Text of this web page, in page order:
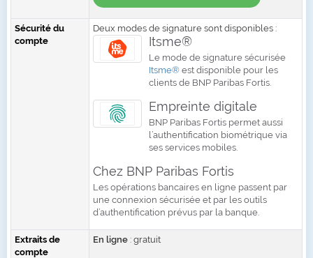
Sécurité du
compte
Deux modes de signature sont disponibles :
Itsme®
Le mode de signature sécurisée
Itsme® est disponible pour les
clients de BNP Paribas Fortis.
Empreinte digitale
BNP Paribas Fortis permet aussi
l’authentification biométrique via
ses services mobiles.
Chez BNP Paribas Fortis
Les opérations bancaires en ligne passent par
une connexion sécurisée et par les outils
d’authentification prévus par la banque.
Extraits de
compte
En ligne : gratuit